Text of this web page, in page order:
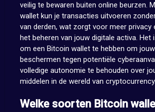
veilig te bewaren buiten online beurzen.
wallet kun je transacties uitvoeren
van derden, wat zorgt voor meer privacy
het beheren van jouw digitale activa. Het
om een Bitcoin wallet te hebben om
beschermen tegen potentiële
volledige autonomie te behouden over
middelen in de wereld van cryptocurrency.
Welke soorten Bitcoin